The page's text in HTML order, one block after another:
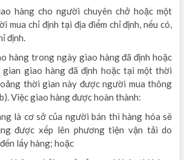
hàng cho người chuyên chở hoặc một
mua chỉ định tại địa điểm chỉ định, nếu có,
định.
hàng trong ngày giao hàng đã định hoặc
giao hàng đã định hoặc tại một thời
thời gian này được người mua thông
Việc giao hàng được hoàn thành:
là cơ sở của người bán thì hàng hóa sẽ
được xếp lên phương tiện vận tải do
lấy hàng; hoặc